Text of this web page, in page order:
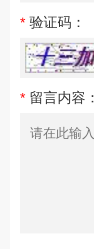
* 验证码：
* 留言内容：